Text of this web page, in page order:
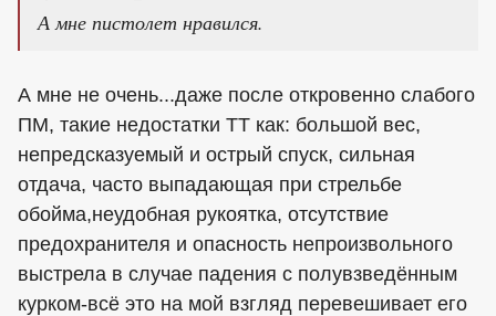
А мне пистолет нравился.
А мне не очень...даже после откровенно слабого
ПМ, такие недостатки ТТ как: большой вес,
непредсказуемый и острый спуск, сильная
отдача, часто выпадающая при стрельбе
обойма,неудобная рукоятка, отсутствие
предохранителя и опасность непроизвольного
выстрела в случае падения с полувзведённым
курком-всё это на мой взгляд перевешивает его